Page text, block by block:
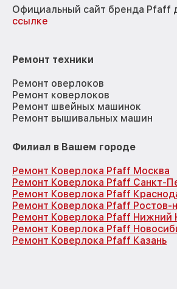
Официальный сайт бренда Pfaff
ссылке
Ремонт техники
Ремонт оверлоков
Ремонт коверлоков
Ремонт швейных машинок
Ремонт вышивальных машин
Филиал в Вашем городе
Ремонт Коверлока Pfaff Москва
Ремонт Коверлока Pfaff Санкт-
Ремонт Коверлока Pfaff
Ремонт Коверлока Pfaff Ростов-
Ремонт Коверлока Pfaff Нижний
Ремонт Коверлока Pfaff
Ремонт Коверлока Pfaff Казань